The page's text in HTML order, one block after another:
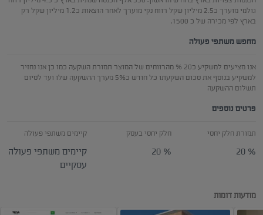
גולמי מוערך כ2.5 מיליון שקל רווח נקי מוערך לאחר הוצאות כ1.2 מיליון שקל רק
בארץ לפי מכירה של כ 1500,
מחפש משתפי פעולה
אנו מציעים למשקיע כ20 % מהרווחים של המוצר תמורת השקעה כמו כן אנו נחזיר
למשקיע בנוסף את סכום השקעתו כל חודש כ5% מערך ההשקעה שלו ועד לסיום
תשלום ההשקעה
פרטים נוספים
תמורת חלק יחסי
20 %
חלק יחסי בעסק
20 %
קיימים משתפי פעולה
קיימים משתפי פעולה
עסקיים
מודעות דומות